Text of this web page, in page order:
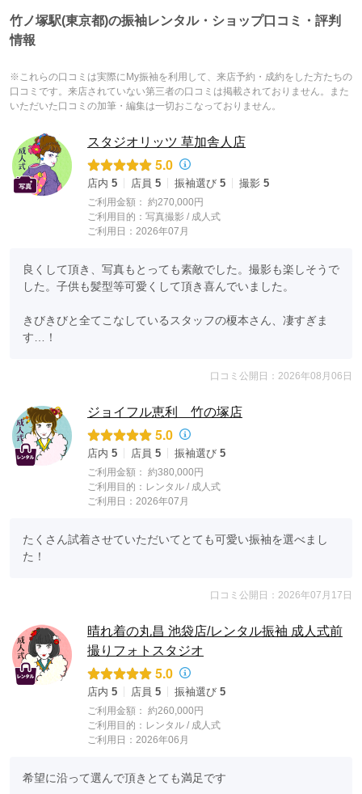
竹ノ塚駅(東京都)の振袖レンタル・ショップ口コミ・評判
情報
※これらの口コミは実際にMy振袖を利用して、来店予約・成約をした方たちの
口コミです。来店されていない第三者の口コミは掲載されておりません。また
いただいた口コミの加筆・編集は一切おこなっておりません。
スタジオリッツ 草加舎人店
5.0
店内 5 店員 5 振袖選び 5 撮影 5
ご利用金額： 約270,000円
ご利用目的： 写真撮影 / 成人式
ご利用日：2026年07月
良くして頂き、写真もとっても素敵でした。撮影も楽しそうで
した。子供も髪型等可愛くして頂き喜んでいました。
きびきびと全てこなしているスタッフの榎本さん、凄すぎま
す…！
口コミ公開日：2026年08月06日
ジョイフル恵利 竹の塚店
5.0
店内 5 店員 5 振袖選び 5
ご利用金額： 約380,000円
ご利用目的： レンタル / 成人式
ご利用日：2026年07月
たくさん試着させていただいてとても可愛い振袖を選べまし
た！
口コミ公開日：2026年07月17日
晴れ着の丸昌 池袋店/レンタル振袖 成人式前
撮りフォトスタジオ
5.0
店内 5 店員 5 振袖選び 5
ご利用金額： 約260,000円
ご利用目的： レンタル / 成人式
ご利用日：2026年06月
希望に沿って選んで頂きとても満足です